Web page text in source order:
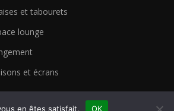
et tabourets
lounge
et écrans
en êtes satisfait. OK